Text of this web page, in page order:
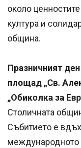
около
култура и
община.
Празничният
площад „Св.
„Обиколка за
Столичната
Събитието е
международното